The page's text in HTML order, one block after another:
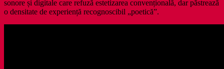
sonore și digitale care refuză estetizarea convențională, dar păstrează
o densitate de experiență recognoscibil „poetică”.